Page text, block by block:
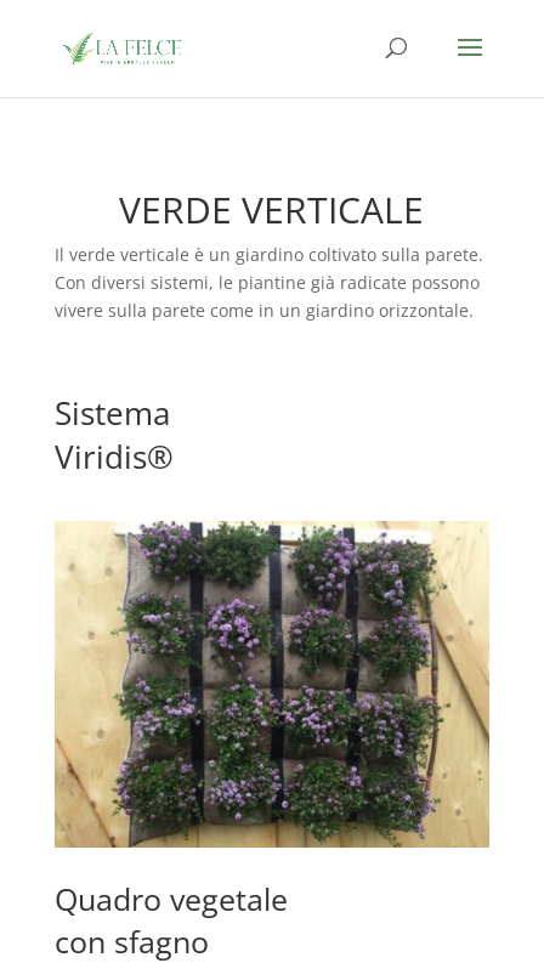
VERDE VERTICALE
Il verde verticale è un giardino coltivato sulla parete.
Con diversi sistemi, le piantine già radicate possono
vivere sulla parete come in un giardino orizzontale.
Sistema
Viridis®
Quadro vegetale
con sfagno